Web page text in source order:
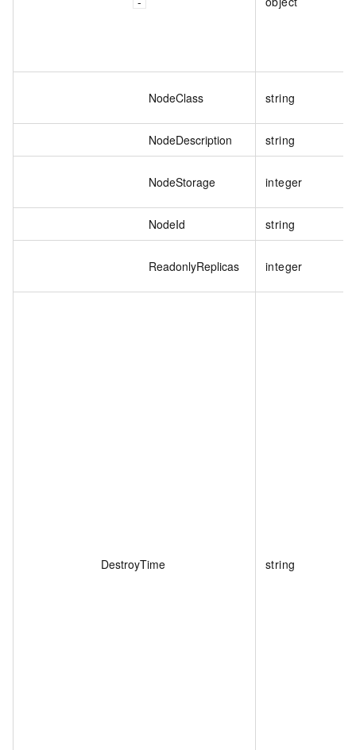
NodeClass string
NodeDescription string
NodeStorage integer
NodeId string
ReadonlyReplicas integer
DestroyTime string